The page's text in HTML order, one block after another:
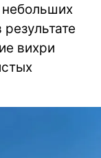
небольших
вихри